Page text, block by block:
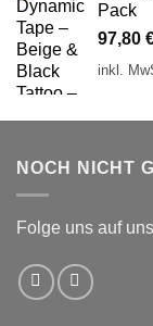
Pack
97,80
inkl.
NOCH NICHT
Folge uns auf